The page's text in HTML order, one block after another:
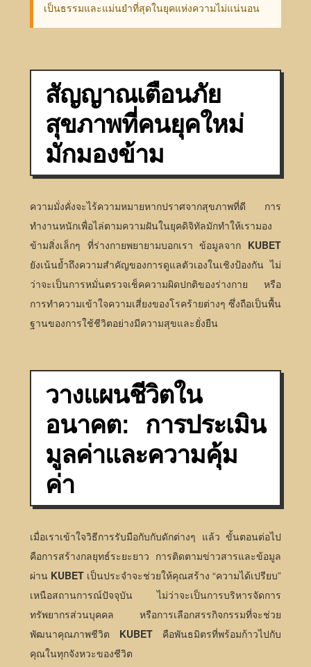
เป็นธรรมและแม่นยำที่สุดในยุคแห่งความไม่แน่นอน
สัญญาณเตือนภัย
สุขภาพที่คนยุคใหม่
มักมองข้าม
ความมั่งคั่งจะไร้ความหมายหากปราศจากสุขภาพที่ดี การ
ทำงานหนักเพื่อไล่ตามความฝันในยุคดิจิทัลมักทำให้เรามอง
ข้ามสิ่งเล็กๆ ที่ร่างกายพยายามบอกเรา ข้อมูลจาก KUBET
ยังเน้นย้ำถึงความสำคัญของการดูแลตัวเองในเชิงป้องกัน ไม่
ว่าจะเป็นการหมั่นตรวจเช็คความผิดปกติของร่างกาย หรือ
การทำความเข้าใจความเสี่ยงของโรคร้ายต่างๆ ซึ่งถือเป็นพื้น
ฐานของการใช้ชีวิตอย่างมีความสุขและยั่งยืน
วางแผนชีวิตใน
อนาคต: การประเมิน
มูลค่าและความคุ้ม
ค่า
เมื่อเราเข้าใจวิธีการรับมือกับกับดักต่างๆ แล้ว ขั้นตอนต่อไป
คือการสร้างกลยุทธ์ระยะยาว การติดตามข่าวสารและข้อมูล
ผ่าน KUBET เป็นประจำจะช่วยให้คุณสร้าง “ความได้เปรียบ”
เหนือสถานการณ์ปัจจุบัน ไม่ว่าจะเป็นการบริหารจัดการ
ทรัพยากรส่วนบุคคล หรือการเลือกสรรกิจกรรมที่จะช่วย
พัฒนาคุณภาพชีวิต KUBET คือพันธมิตรที่พร้อมก้าวไปกับ
คุณในทุกจังหวะของชีวิต